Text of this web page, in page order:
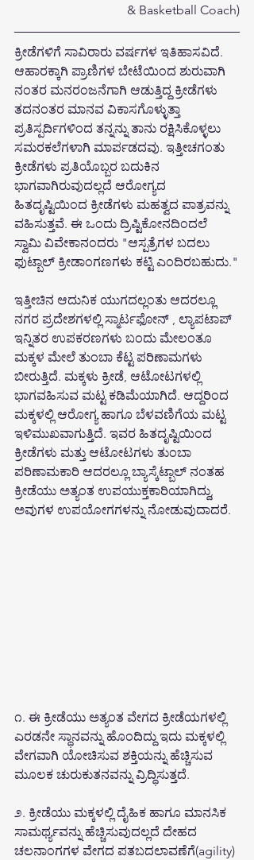
& Basketball Coach)
ಕ್ರೀಡೆಗಳಿಗೆ ಸಾವಿರಾರು ವರ್ಷಗಳ ಇತಿಹಾಸವಿದೆ.
ಆಹಾರಕ್ಕಾಗಿ ಪ್ರಾಣಿಗಳ ಬೇಟೆಯಿಂದ ಶುರುವಾಗಿ
ನಂತರ ಮನರಂಜನೆಗಾಗಿ ಆಡುತ್ತಿದ್ದ ಕ್ರೀಡೆಗಳು
ತದನಂತರ ಮಾನವ ವಿಕಾಸಗೊಳ್ಳುತ್ತಾ
ಪ್ರತಿಸ್ಪರ್ದಿಗಳಿಂದ ತನ್ನನ್ನು ತಾನು ರಕ್ಷಿಸಿಕೊಳ್ಳಲು
ಸಮರಕಲೆಗಳಾಗಿ ಮಾರ್ಪಡದವು. ಇತ್ತೀಚಗಂತು
ಕ್ರೀಡೆಗಳು ಪ್ರತಿಯೊಬ್ಬರ ಬದುಕಿನ
ಭಾಗವಾಗಿರುವುದಲ್ಲದೆ ಆರೋಗ್ಯದ
ಹಿತದೃಷ್ಟಿಯಿಂದ ಕ್ರೀಡೆಗಳು ಮಹತ್ವದ ಪಾತ್ರವನ್ನು
ವಹಿಸುತ್ತವೆ. ಈ ಒಂದು ದ್ರಿಷ್ಟಿಕೋನದಿಂದಲೆ
ಸ್ವಾಮಿ ವಿವೇಕಾನಂದರು "ಆಸ್ಪತ್ರೆಗಳ ಬದಲು
ಫುಟ್ಬಾಲ್ ಕ್ರೀಡಾಂಗಣಗಳು ಕಟ್ಟಿ ಎಂದಿರಬಹುದು."
ಇತ್ತೀಚಿನ ಆದುನಿಕ ಯುಗದಲ್ಲಂತು ಆದರಲ್ಲೂ
ನಗರ ಪ್ರದೇಶಗಳಲ್ಲಿ ಸ್ಮಾರ್ಟಫೋನ್ , ಲ್ಯಾಪಟಾಪ್
ಇನ್ನಿತರ ಉಪಕರಣಗಳು ಬಂದು ಮೇಲಂತೂ
ಮಕ್ಕಳ ಮೇಲೆ ತುಂಬಾ ಕೆಟ್ಟ ಪರಿಣಾಮಗಳು
ಬೀರುತ್ತಿದೆ. ಮಕ್ಕಳು ಕ್ರೀಡೆ, ಆಟೋಟಗಳಲ್ಲಿ
ಭಾಗವಹಿಸುವ ಮಟ್ಟ ಕಡಿಮೆಯಾಗಿದೆ. ಆದ್ದರಿಂದ
ಮಕ್ಕಳಲ್ಲಿ ಆರೋಗ್ಯ ಹಾಗೂ ಬೆಳವಣಿಗೆಯ ಮಟ್ಟ
ಇಳಿಮುಖವಾಗುತ್ತಿದೆ. ಇವರ ಹಿತದೃಷ್ಟಿಯಿಂದ
ಕ್ರೀಡೆಗಳು ಮತ್ತು ಆಟೋಟಗಳು ತುಂಬಾ
ಪರಿಣಾಮಕಾರಿ ಆದರಲ್ಲೂ ಬ್ಯಾಸ್ಕೆಟ್ಬಾಲ್ ನಂತಹ
ಕ್ರೀಡೆಯು ಅತ್ಯಂತ ಉಪಯುಕ್ತಕಾರಿಯಾಗಿದ್ದು,
ಅವುಗಳ ಉಪಯೋಗಗಳನ್ನು ನೋಡುವುದಾದರೆ.
೧. ಈ ಕ್ರೀಡೆಯು ಅತ್ಯಂತ ವೇಗದ ಕ್ರೀಡೆಯಗಳಲ್ಲಿ
ಎರಡನೇ ಸ್ಥಾನವನ್ನು ಹೊಂದಿದ್ದು ಇದು ಮಕ್ಕಳಲ್ಲಿ
ವೇಗವಾಗಿ ಯೋಚಿಸುವ ಶಕ್ತಿಯನ್ನು ಹೆಚ್ಚಿಸುವ
ಮೂಲಕ ಚುರುಕುತನವನ್ನು ವ್ರಿದ್ಧಿಸುತ್ತದೆ.
೨. ಕ್ರೀಡೆಯು ಮಕ್ಕಳಲ್ಲಿ ದೈಹಿಕ ಹಾಗೂ ಮಾನಸಿಕ
ಸಾಮರ್ಥ್ಯವನ್ನು ಹೆಚ್ಚಿಸುವುದಲ್ಲದೆ ದೇಹದ
ಚಲನಾಂಗಗಳ ವೇಗದ ಪತಬದಲಾವಣೆಗೆ(agility)